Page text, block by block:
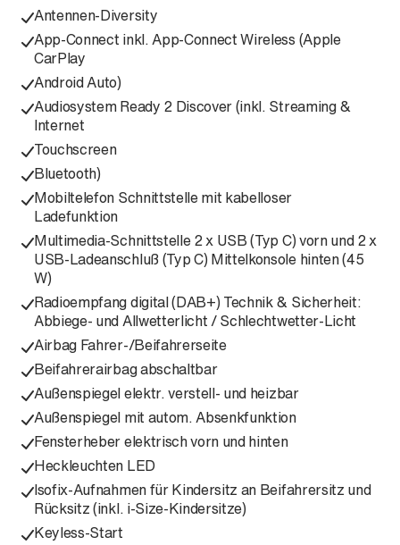
Antennen-Diversity
App-Connect inkl. App-Connect Wireless (Apple
CarPlay
Android Auto)
Audiosystem Ready 2 Discover (inkl. Streaming &
Internet
Touchscreen
Bluetooth)
Mobiltelefon Schnittstelle mit kabelloser
Ladefunktion
Multimedia-Schnittstelle 2 x USB (Typ C) vorn und 2 x
USB-Ladeanschluß (Typ C) Mittelkonsole hinten (45
W)
Radioempfang digital (DAB+) Technik & Sicherheit:
Abbiege- und Allwetterlicht / Schlechtwetter-Licht
Airbag Fahrer-/Beifahrerseite
Beifahrerairbag abschaltbar
Außenspiegel elektr. verstell- und heizbar
Außenspiegel mit autom. Absenkfunktion
Fensterheber elektrisch vorn und hinten
Heckleuchten LED
Isofix-Aufnahmen für Kindersitz an Beifahrersitz und
Rücksitz (inkl. i-Size-Kindersitze)
Keyless-Start